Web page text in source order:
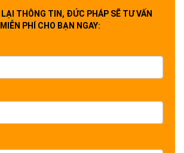
THÔNG TIN, ĐỨC PHÁP SẼ TƯ VẤN
MIỄN PHÍ CHO BẠN NGAY: